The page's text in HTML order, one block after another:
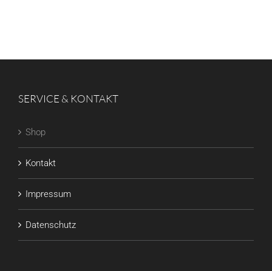
SERVICE & KONTAKT
Shop
Kontakt
Impressum
Datenschutz